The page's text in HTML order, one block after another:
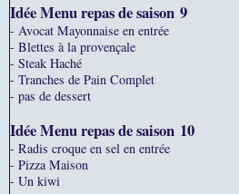
Idée Menu repas de saison 9
- Avocat Mayonnaise en entrée
- Blettes à la provençale
- Steak Haché
- Tranches de Pain Complet
- pas de dessert
Idée Menu repas de saison 10
- Radis croque en sel en entrée
- Pizza Maison
- Un kiwi